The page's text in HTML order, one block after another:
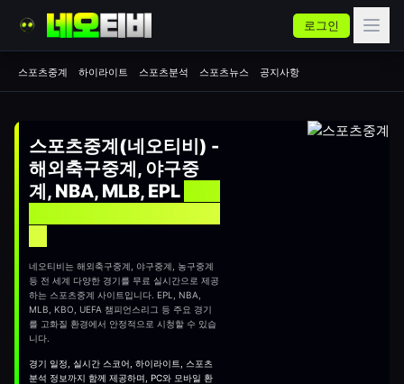
로그인
스포츠중계 하이라이트 스포츠분석 스포츠뉴스 공지사항
스포츠중계(네오티비) -
해외축구중계, 야구중
계, NBA, MLB, EPL
네오티비는 해외축구중계, 야구중계, 농구중계
등 전 세계 다양한 경기를 무료 실시간으로 제공
하는 스포츠중계 사이트입니다. EPL, NBA,
MLB, KBO, UEFA 챔피언스리그 등 주요 경기
를 고화질 환경에서 안정적으로 시청할 수 있습
니다.
경기 일정, 실시간 스코어, 하이라이트, 스포츠
분석 정보까지 함께 제공하며, PC와 모바일 환